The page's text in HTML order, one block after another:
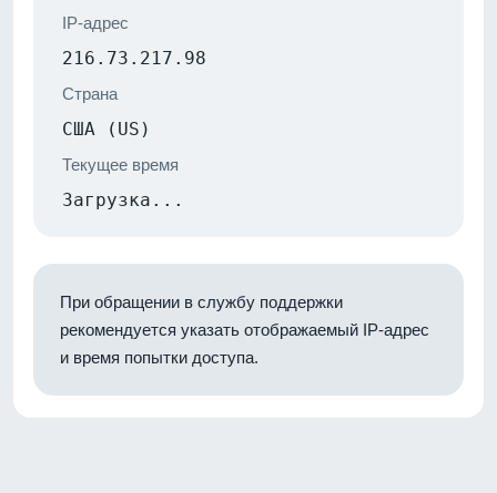
IP-адрес
216.73.217.98
Страна
США (US)
Текущее время
Загрузка...
При обращении в службу поддержки
рекомендуется указать отображаемый IP-адрес
и время попытки доступа.